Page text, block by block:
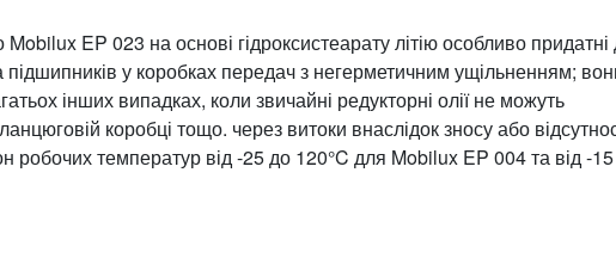
EP 023 на основі гідроксистеарату літію особливо придатні
у коробках передач з негерметичним ущільненням;
інших випадках, коли звичайні редукторні олії не можуть
коробці тощо. через витоки внаслідок зносу або
робочих температур від -25 до 120°C для Mobilux EP 004 та від -